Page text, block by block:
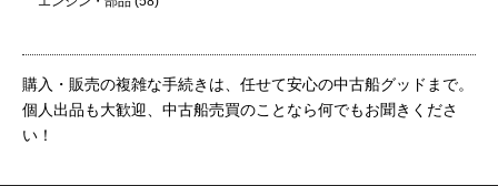
購入・販売の複雑な手続きは、任せて安心の中古船グッドまで。
個人出品も大歓迎、中古船売買のことなら何でもお聞きくださ
い！